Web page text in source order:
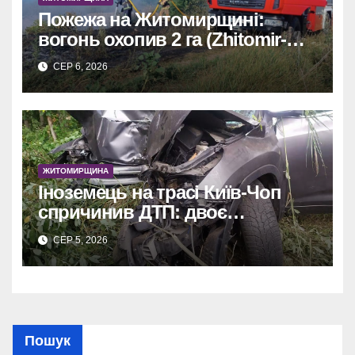
Пожежа на Житомирщині:
вогонь охопив 2 га (Zhitomir-
OnLine)
СЕР 6, 2026
ЖИТОМИРЩИНА
Іноземець на трасі Київ-Чоп
спричинив ДТП: двоє
постраждалих у лікарні.
СЕР 5, 2026
Пошук